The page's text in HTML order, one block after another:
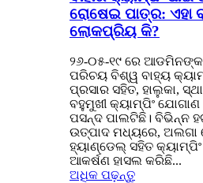
ରୋଷେଇ ପାତ୍ର: ଏହା
ଲୋକପ୍ରିୟ କି?
୨୬-୦୫-୧୯ ରେ ଆଡମିନଙ୍କ
ପରିଚୟ ବିଶ୍ୱ ବାହ୍ୟ
ପ୍ରସାର ସହିତ, ହାଲୁକା,
ବହୁମୁଖୀ କ୍ୟାମ୍ପିଂ ଯୋଗାଣ
ପସନ୍ଦ ପାଲଟିଛି। ବିଭିନ୍ନ
ଉତ୍ପାଦ ମଧ୍ୟରେ, ଅଲଗା
ହ୍ୟାଣ୍ଡେଲ୍ ସହିତ
ଆକର୍ଷଣ ହାସଲ କରିଛି...
ଅଧିକ ପଢ଼ନ୍ତୁ